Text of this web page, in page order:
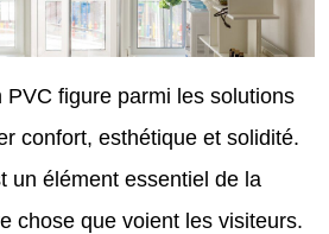
PVC figure parmi les solutions
confort, esthétique et solidité.
un élément essentiel de la
chose que voient les visiteurs.